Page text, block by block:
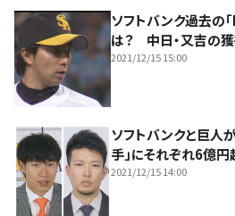
ソフトバンク過去の
は？ 中日・又吉の
2021/12/15 15:00
ソフトバンクと巨人
手」にそれぞれ6億
2021/12/15 14:00